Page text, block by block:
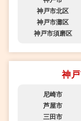
神戸市北区
神戸市灘区
神戸市須磨区
神
尼崎市
芦屋市
三田市